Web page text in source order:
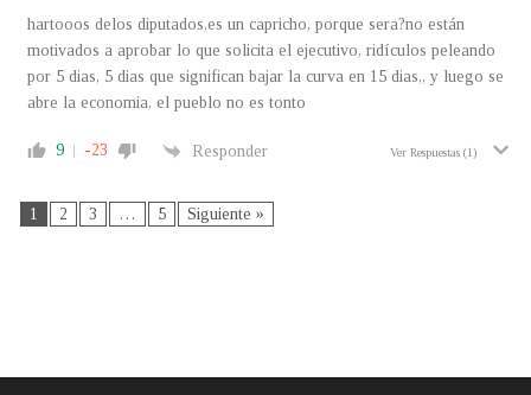
hartooos delos diputados,es un capricho, porque sera?no están
motivados a aprobar lo que solicita el ejecutivo, ridículos peleando
por 5 dias, 5 dias que significan bajar la curva en 15 dias,, y luego se
abre la economia, el pueblo no es tonto
9 -23 Responder Ver Respuestas (1)
1 2 3 … 5 Siguiente »